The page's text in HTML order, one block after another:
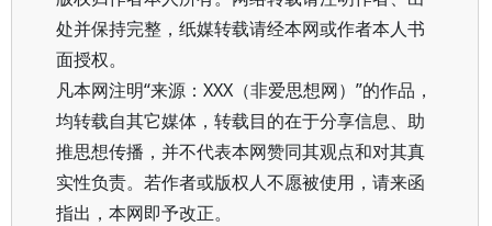
处并保持完整，纸媒转载请经本网或作者本人书
面授权。
凡本网注明“来源：XXX（非爱思想网）”的作品，
均转载自其它媒体，转载目的在于分享信息、助
推思想传播，并不代表本网赞同其观点和对其真
实性负责。若作者或版权人不愿被使用，请来函
指出，本网即予改正。